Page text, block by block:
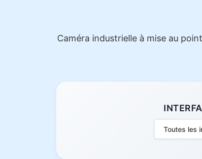
Caméra industrielle à mise au
Toutes les